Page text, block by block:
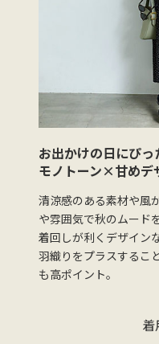
お出かけの日にぴっ
モノトーン×甘めデ
清涼感のある素材や風
や雰囲気で秋のムード
着回しが利くデザイン
羽織りをプラスするこ
も高ポイント。
着